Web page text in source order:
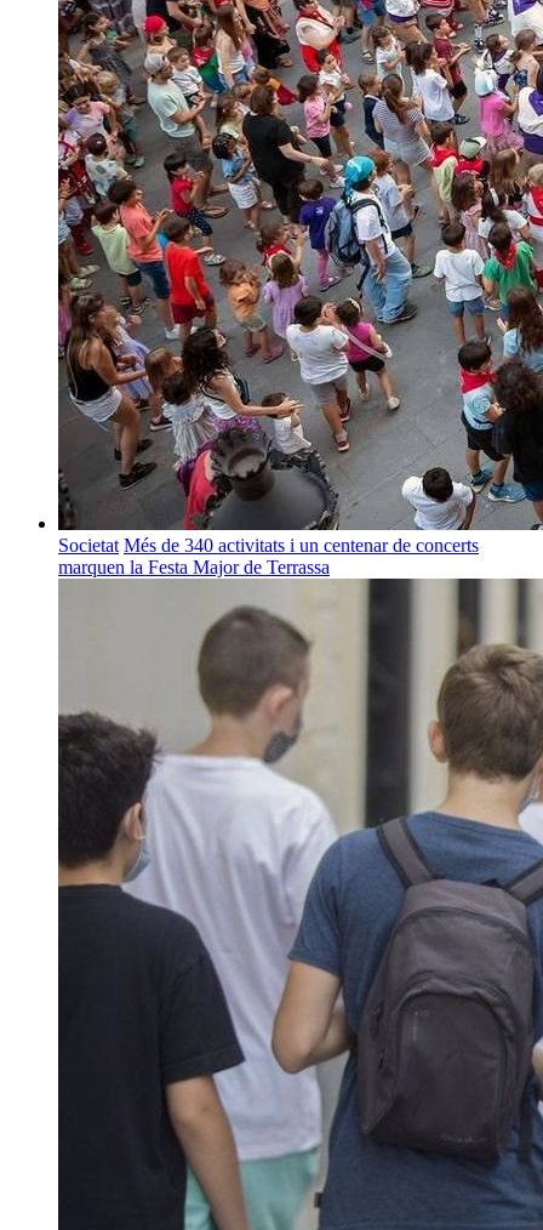
Societat Més de 340 activitats i un centenar de concerts
marquen la Festa Major de Terrassa